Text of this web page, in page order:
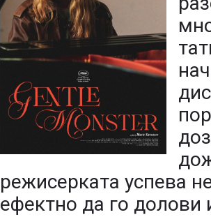
режисерката успева
ефектно да го долови